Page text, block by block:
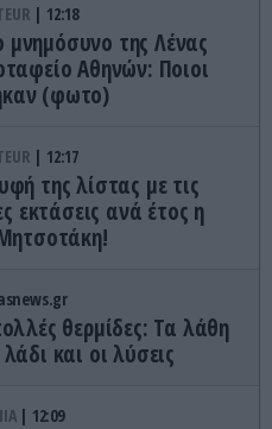
12:18
μνημόσυνο της Λένας
Αθηνών: Ποιοι
(φωτο)
12:17
της λίστας με τις
εκτάσεις ανά έτος η
θερμίδες: Τα λάθη
και οι λύσεις
12:09